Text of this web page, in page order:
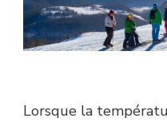
Lorsque la